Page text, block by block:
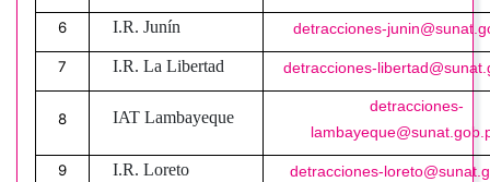
6 I.R. Junín detracciones-
7 I.R. La Libertad detracciones-
8 IAT Lambayeque
detracciones-
9 I.R. Loreto detracciones-